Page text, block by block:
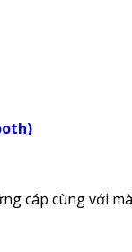
cáp cùng với